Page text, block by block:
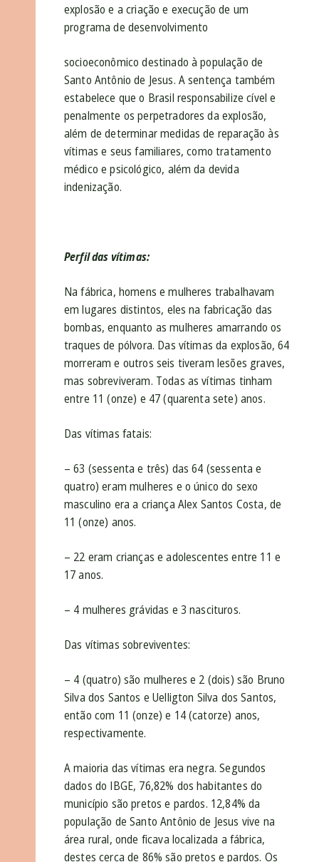
explosão e a criação e execução de um
programa de desenvolvimento
socioeconômico destinado à população de
Santo Antônio de Jesus. A sentença também
estabelece que o Brasil responsabilize cível e
penalmente os perpetradores da explosão,
além de determinar medidas de reparação às
vítimas e seus familiares, como tratamento
médico e psicológico, além da devida
indenização.
Perfil das vítimas:
Na fábrica, homens e mulheres trabalhavam
em lugares distintos, eles na fabricação das
bombas, enquanto as mulheres amarrando os
traques de pólvora. Das vítimas da explosão, 64
morreram e outros seis tiveram lesões graves,
mas sobreviveram. Todas as vítimas tinham
entre 11 (onze) e 47 (quarenta sete) anos.
Das vítimas fatais:
– 63 (sessenta e três) das 64 (sessenta e
quatro) eram mulheres e o único do sexo
masculino era a criança Alex Santos Costa, de
11 (onze) anos.
– 22 eram crianças e adolescentes entre 11 e
17 anos.
– 4 mulheres grávidas e 3 nascituros.
Das vítimas sobreviventes:
– 4 (quatro) são mulheres e 2 (dois) são Bruno
Silva dos Santos e Uelligton Silva dos Santos,
então com 11 (onze) e 14 (catorze) anos,
respectivamente.
A maioria das vítimas era negra. Segundos
dados do IBGE, 76,82% dos habitantes do
município são pretos e pardos. 12,84% da
população de Santo Antônio de Jesus vive na
área rural, onde ficava localizada a fábrica,
destes cerca de 86% são pretos e pardos. Os